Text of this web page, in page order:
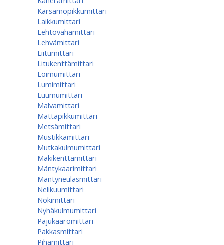
Kärsämöpikkumittari
Laikkumittari
Lehtovähämittari
Lehvämittari
Liitumittari
Litukenttämittari
Loimumittari
Lumimittari
Luumumittari
Malvamittari
Mattapikkumittari
Metsämittari
Mustikkamittari
Mutkakulmumittari
Mäkikenttämittari
Mäntykaarimittari
Mäntyneulasmittari
Nelikuumittari
Nokimittari
Nyhäkulmumittari
Pajukäärömittari
Pakkasmittari
Pihamittari